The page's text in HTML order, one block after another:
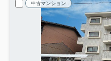
中古マンション